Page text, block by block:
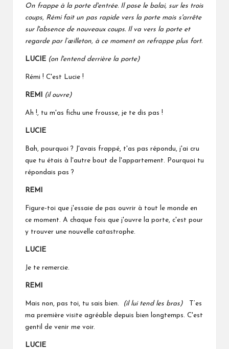
On frappe à la porte d'entrée. Il pose le balai, sur les trois
coups, Rémi fait un pas rapide vers la porte mais s'arrête
sur l'absence de nouveaux coups. Il va vers la porte et
regarde par l’œilleton, à ce moment on refrappe plus fort.
LUCIE (on l'entend derrière la porte)
Rémi ! C'est Lucie !
REMI (il ouvre)
Ah !, tu m'as fichu une frousse, je te dis pas !
LUCIE
Bah, pourquoi ? J'avais frappé, t'as pas répondu, j'ai cru
que tu étais à l'autre bout de l'appartement. Pourquoi tu
répondais pas ?
REMI
Figure-toi que j'essaie de pas ouvrir à tout le monde en
ce moment. A chaque fois que j'ouvre la porte, c'est pour
y trouver une nouvelle catastrophe.
LUCIE
Je te remercie.
REMI
Mais non, pas toi, tu sais bien. (il lui tend les bras) T’es
ma première visite agréable depuis bien longtemps. C'est
gentil de venir me voir.
LUCIE